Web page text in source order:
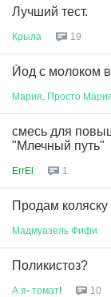
Лучший тест.
Крыла 19
Йод с молоком
Мария Просто
смесь для
"Млечный путь"
ErrEl 1
Продам
Мадмуазель Фифи
Поликистоз?
А я- томат! 10